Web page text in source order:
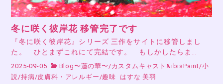
冬に咲く彼岸花 移管完了です
『冬に咲く彼岸花』シリーズ 三作をサイトに移管しまし
た。 ひとまずこれにて完結です。 もしかしたらま…
2025-09-05 Blog〜蓮の華〜 /カスタムキャスト&ibisPaint/小
説 /持病 /皮膚科・アレルギー /趣味 はすな 美羽